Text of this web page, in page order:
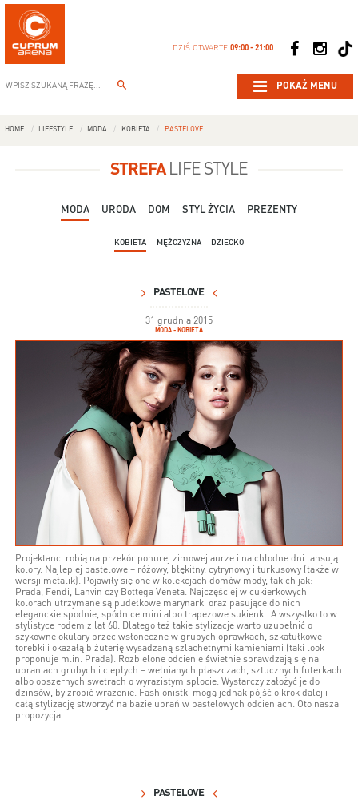
DZIŚ OTWARTE09:00 - 21:00
POKAŻ MENU
HOME LIFESTYLE MODA KOBIETA PASTELOVE
STREFALIFE STYLE
MODA URODA DOM STYL ŻYCIA PREZENTY
KOBIETA MĘŻCZYZNA DZIECKO
PASTELOVE
31 grudnia 2015
MODA - KOBIETA
Projektanci robią na przekór ponurej zimowej aurze i na chłodne dni lansują
kolory. Najlepiej pastelowe – różowy, błękitny, cytrynowy i turkusowy (także w
wersji metalik). Pojawiły się one w kolekcjach domów mody, takich jak:
Prada, Fendi, Lanvin czy Bottega Veneta. Najczęściej w cukierkowych
kolorach utrzymane są pudełkowe marynarki oraz pasujące do nich
eleganckie spodnie, spódnice mini albo trapezowe sukienki. A wszystko to w
stylistyce rodem z lat 60. Dlatego też takie stylizacje warto uzupełnić o
szykowne okulary przeciwsłoneczne w grubych oprawkach, szkatułkowe
torebki i okazałą biżuterię wysadzaną szlachetnymi kamieniami (taki look
proponuje m.in. Prada). Rozbielone odcienie świetnie sprawdzają się na
ubraniach grubych i ciepłych – wełnianych płaszczach, sztucznych futerkach
albo obszernych swetrach o wyrazistym splocie. Wystarczy założyć je do
dżinsów, by zrobić wrażenie. Fashionistki mogą jednak pójść o krok dalej i
całą stylizację stworzyć na bazie ubrań w pastelowych odcieniach. Oto nasza
propozycja.
PASTELOVE